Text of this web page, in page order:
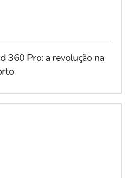
360 Pro: a revolução na